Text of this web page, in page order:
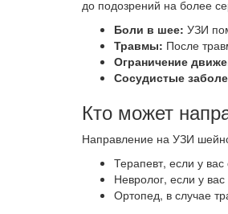
до подозрений на более
Боли в шее: УЗИ
Травмы: После
Ограничение
Сосудистые
Кто может
Направление на УЗИ
Терапевт, если у
Невролог, если у
Ортопед, в случае